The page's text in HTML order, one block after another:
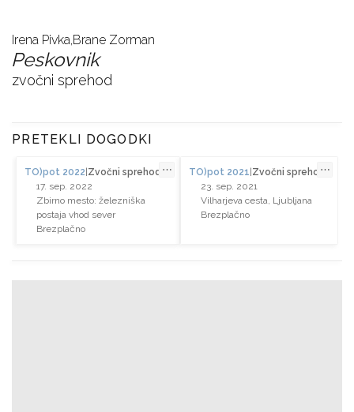
Irena Pivka,Brane Zorman
Peskovnik
zvočni sprehod
PRETEKLI DOGODKI
TO)pot 2022 Zvočni sprehod
17. sep. 2022
Zbirno mesto: železniška
postaja vhod sever
Brezplačno
⋯ TO)pot 2021 Zvočni sprehod
23. sep. 2021
Vilharjeva cesta, Ljubljana
Brezplačno
⋯